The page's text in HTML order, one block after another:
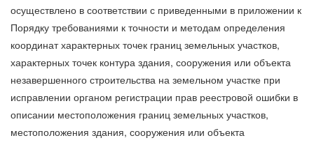
осуществлено в соответствии с приведенными в приложении к
Порядку требованиями к точности и методам определения
координат характерных точек границ земельных участков,
характерных точек контура здания, сооружения или объекта
незавершенного строительства на земельном участке при
исправлении органом регистрации прав реестровой ошибки в
описании местоположения границ земельных участков,
местоположения здания, сооружения или объекта